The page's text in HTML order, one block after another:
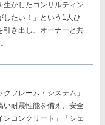
生かしたコンサルティン
したい！」という1人ひ
引き出し、オーナーと共
クフレーム・システム」
い耐震性能を備え、安全
ンコンクリート」「シェ